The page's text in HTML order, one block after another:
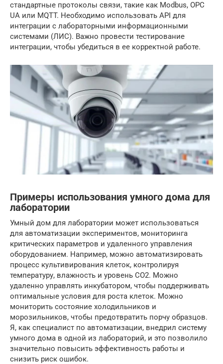
стандартные протоколы связи, такие как Modbus, OPC
UA или MQTT. Необходимо использовать API для
интеграции с лабораторными информационными
системами (ЛИС). Важно провести тестирование
интеграции, чтобы убедиться в ее корректной работе.
Примеры использования умного дома для
лаборатории
Умный дом для лаборатории может использоваться
для автоматизации экспериментов, мониторинга
критических параметров и удаленного управления
оборудованием. Например, можно автоматизировать
процесс культивирования клеток, контролируя
температуру, влажность и уровень CO2. Можно
удаленно управлять инкубатором, чтобы поддерживать
оптимальные условия для роста клеток. Можно
мониторить состояние холодильников и
морозильников, чтобы предотвратить порчу образцов.
Я, как специалист по автоматизации, внедрил систему
умного дома в одной из лабораторий, и это позволило
значительно повысить эффективность работы и
снизить риск ошибок.